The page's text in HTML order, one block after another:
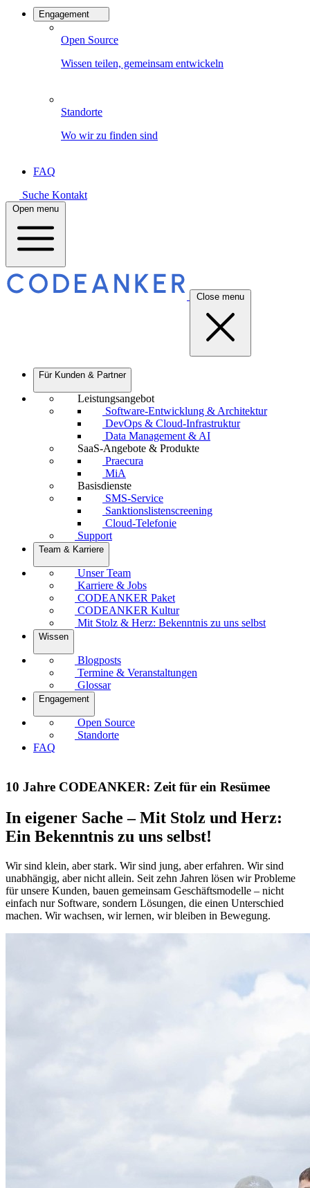
Engagement
Open Source
Wissen teilen, gemeinsam entwickeln
Standorte
Wo wir zu finden sind
FAQ
Suche Kontakt
Open menu
Close menu
Für Kunden & Partner
Leistungsangebot
Software-Entwicklung & Architektur
DevOps & Cloud-Infrastruktur
Data Management & AI
SaaS-Angebote & Produkte
Praecura
MiA
Basisdienste
SMS-Service
Sanktionslistenscreening
Cloud-Telefonie
Support
Team & Karriere
Unser Team
Karriere & Jobs
CODEANKER Paket
CODEANKER Kultur
Mit Stolz & Herz: Bekenntnis zu uns selbst
Wissen
Blogposts
Termine & Veranstaltungen
Glossar
Engagement
Open Source
Standorte
FAQ
10 Jahre CODEANKER: Zeit für ein Resümee
In eigener Sache – Mit Stolz und Herz:
Ein Bekenntnis zu uns selbst!
Wir sind klein, aber stark. Wir sind jung, aber erfahren. Wir sind
unabhängig, aber nicht allein. Seit zehn Jahren lösen wir Probleme
für unsere Kunden, bauen gemeinsam Geschäftsmodelle – nicht
einfach nur Software, sondern Lösungen, die einen Unterschied
machen. Wir wachsen, wir lernen, wir bleiben in Bewegung.